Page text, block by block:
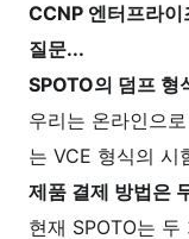
CCNP 엔터프라이
질문...
SPOTO의 덤프 형
우리는 온라인으
는 VCE 형식의 시
제품 결제 방법은
현재 SPOTO는